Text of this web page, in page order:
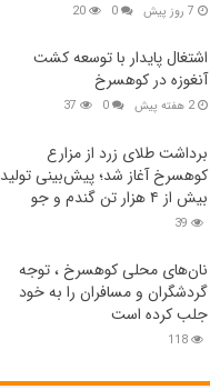
7 روز پیش 0
20
اشتغال پایدار با توسعه کشت
آنغوزه در کوهسرخ
2 هفته پیش 0
37
برداشت طلای زرد از مزارع
کوهسرخ آغاز شد؛ پیش‌بینی تولید
بیش از ۴ هزار تن گندم و جو
39
نان‌های محلی کوهسرخ ، توجه
گردشگران و مسافران را به خود
جلب کرده است
118